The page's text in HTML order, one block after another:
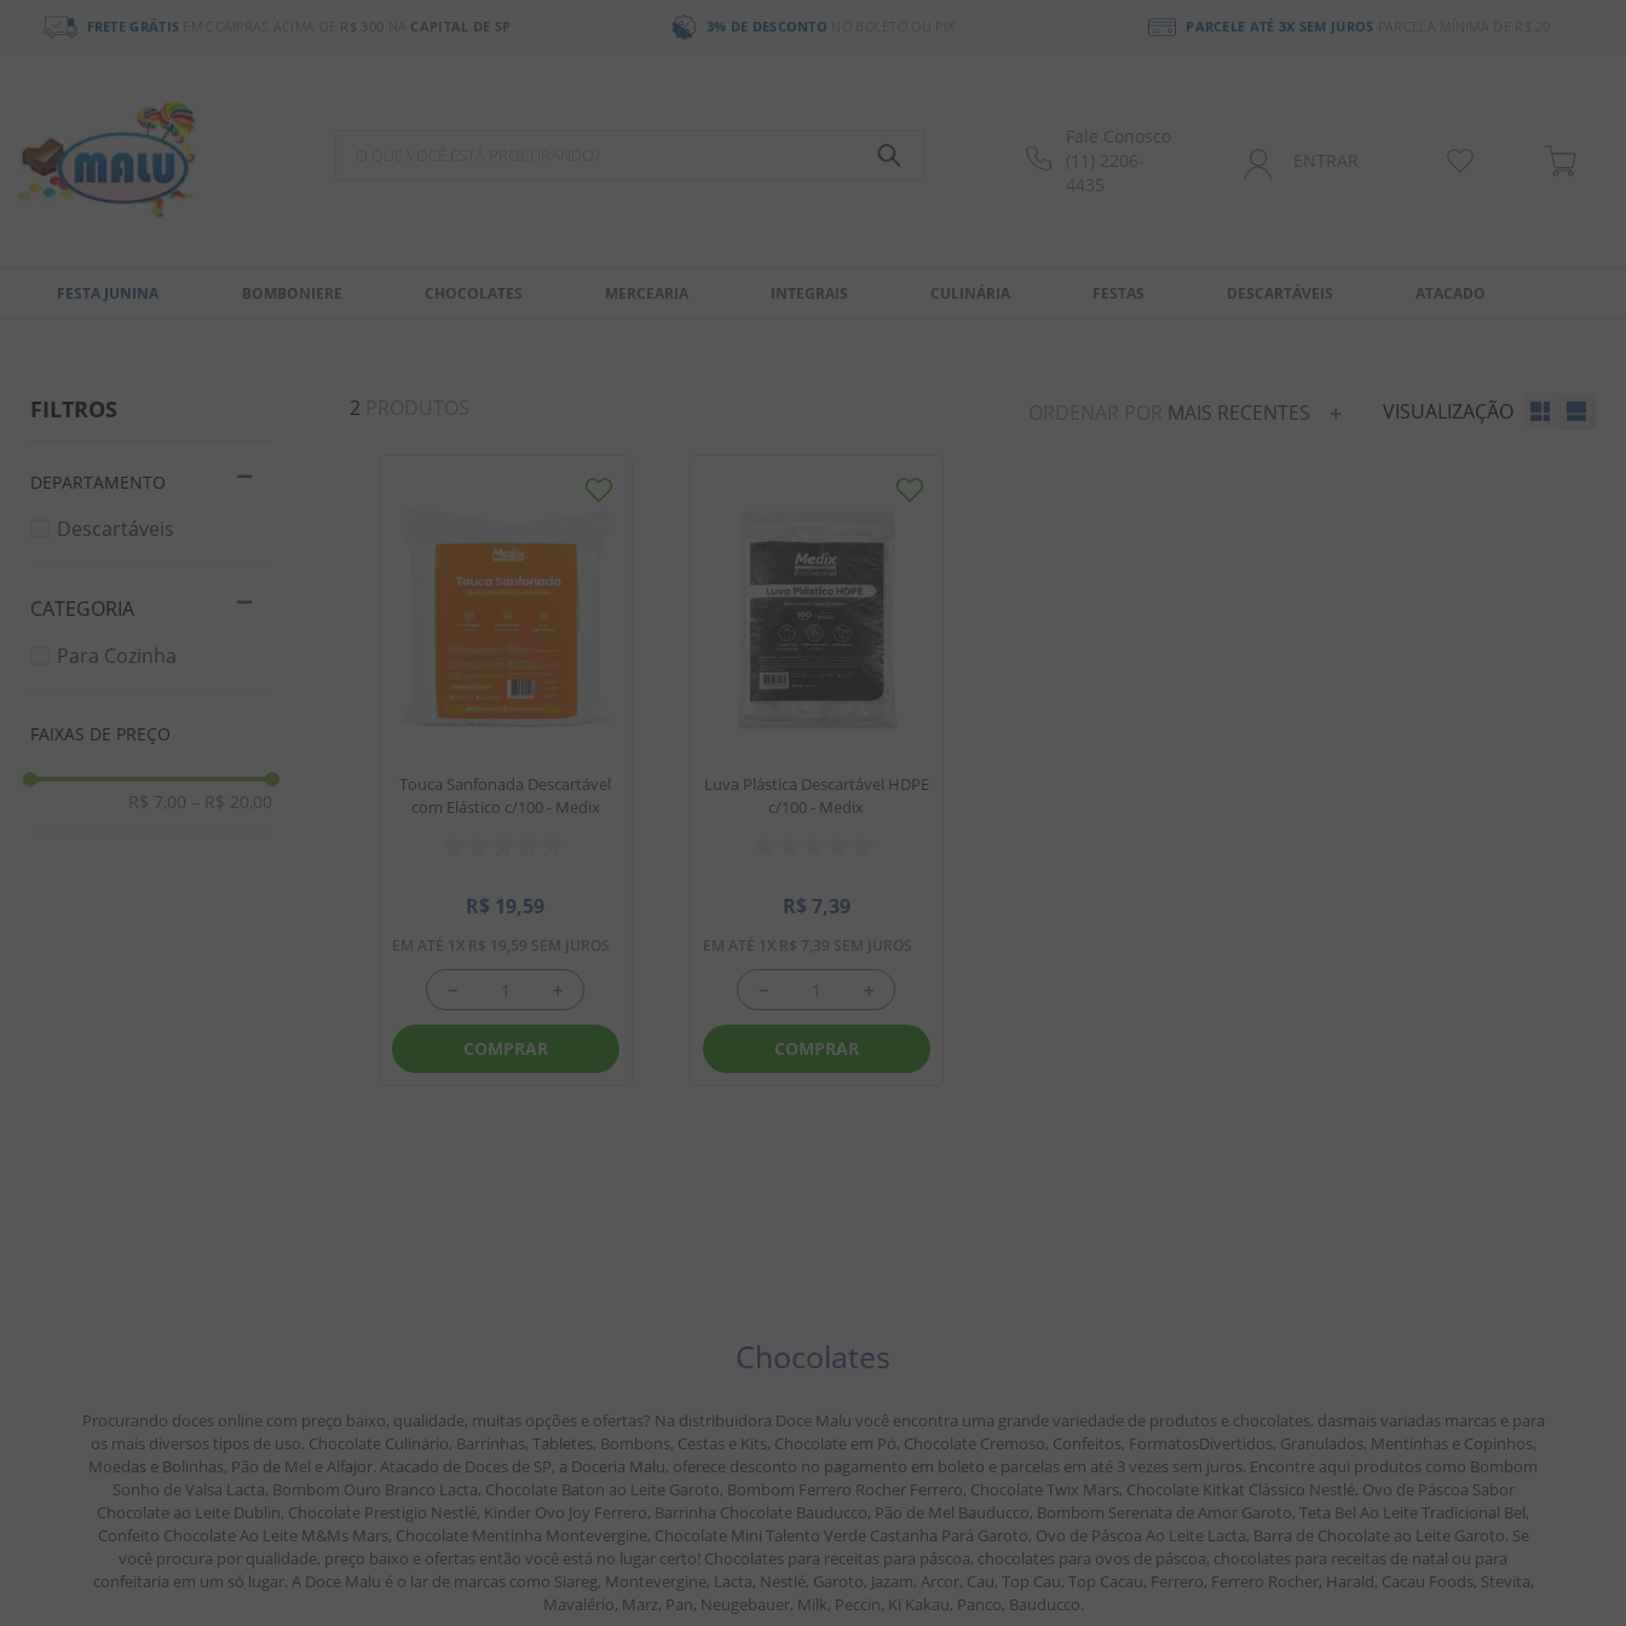
FRETE GRÁTIS EM COMPRAS ACIMA DE R$ 300 CAPITAL DE SP 3% DE DESCONTO PARCELE ATÉ 3X SEM JUROS PARCELA MÍNIMA DE R$ 20
Fale Conosco
(11) 2206-
4435
ENTRAR
FESTA JUNINA BOMBONIERE CHOCOLATES MERCEARIA INTEGRAIS CULINÁRIA FESTAS DESCARTÁVEIS ATACADO
FILTROS
DEPARTAMENTO
Descartáveis
Para Cozinha
FAIXAS DE PREÇO
R$ 7,00 – R$ 20,00
2 MAIS RECENTES VISUALIZAÇÃO
Touca Sanfonada Descartável
com Elástico c/100 - Medix
R$ 19,59
EM ATÉ 1 X R$ 19,59 SEM JUROS
＋
－
COMPRAR
Luva Plástica Descartável HDPE
c/100 - Medix
R$ 7,39
EM ATÉ 1 X R$ 7,39 SEM JUROS
＋
－
COMPRAR
Chocolates
Procurando doces online com preço baixo, qualidade, muitas opções e ofertas? Na distribuidora Doce Malu você encontra uma grande variedade de produtos e chocolates, dasmais variadas marcas e para
os mais diversos tipos de uso. Chocolate Culinário, Barrinhas, Tabletes, Bombons, Cestas e Kits, Chocolate em Pó, Chocolate Cremoso, Confeitos, FormatosDivertidos, Granulados, Mentinhas e Copinhos,
Moedas e Bolinhas, Pão de Mel e Alfajor. Atacado de Doces de SP, a Doceria Malu, oferece desconto no pagamento em boleto e parcelas em até 3 vezes sem juros. Encontre aqui produtos como Bombom
Sonho de Valsa Lacta, Bombom Ouro Branco Lacta, Chocolate Baton ao Leite Garoto, Bombom Ferrero Rocher Ferrero, Chocolate Twix Mars, Chocolate Kitkat Clássico Nestlé, Ovo de Páscoa Sabor
Chocolate ao Leite Dublin, Chocolate Prestigio Nestlé, Kinder Ovo Joy Ferrero, Barrinha Chocolate Bauducco, Pão de Mel Bauducco, Bombom Serenata de Amor Garoto, Teta Bel Ao Leite Tradicional Bel,
Confeito Chocolate Ao Leite M&Ms Mars, Chocolate Mentinha Montevergine, Chocolate Mini Talento Verde Castanha Pará Garoto, Ovo de Páscoa Ao Leite Lacta, Barra de Chocolate ao Leite Garoto. Se
você procura por qualidade, preço baixo e ofertas então você está no lugar certo! Chocolates para receitas para páscoa, chocolates para ovos de páscoa, chocolates para receitas de natal ou para
confeitaria em um só lugar. A Doce Malu é o lar de marcas como Siareg, Montevergine, Lacta, Nestlé, Garoto, Jazam, Arcor, Cau, Top Cau, Top Cacau, Ferrero, Ferrero Rocher, Harald, Cacau Foods, Stevita,
Mavalério, Marz, Pan, Neugebauer, Milk, Peccin, Ki Kakau, Panco, Bauducco.
TERMOS MAIS BUSCADOS
2º